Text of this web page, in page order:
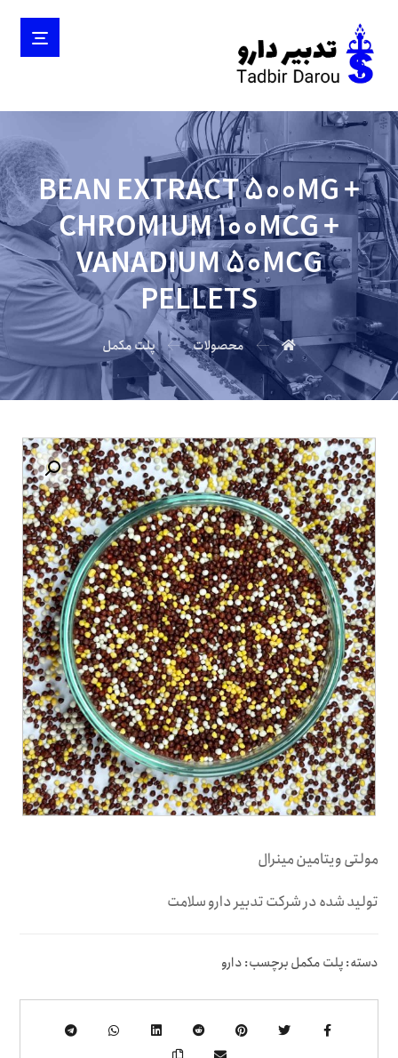
BEAN EXTRACT 500MG +
CHROMIUM 100MCG +
VANADIUM 50MCG
PELLETS
محصولات پلت مکمل
بزرگنمایی تصویر
مولتی ویتامین مینرال
تولید شده در شرکت تدبیر دارو سلامت
دسته:پلت مکملبرچسب:دارو